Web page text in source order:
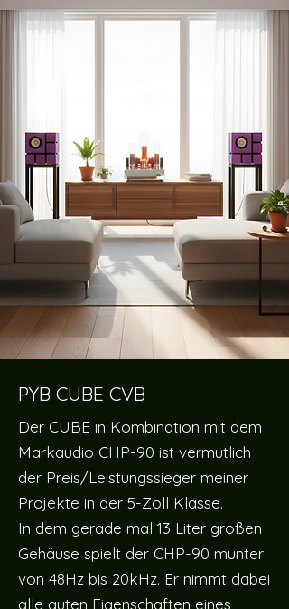
PYB CUBE CVB
Der CUBE in Kombination mit dem
Markaudio CHP-90 ist vermutlich
der Preis/Leistungssieger meiner
Projekte in der 5-Zoll Klasse.
In dem gerade mal 13 Liter großen
Gehäuse spielt der CHP-90 munter
von 48Hz bis 20kHz. Er nimmt dabei
alle guten Eigenschaften eines